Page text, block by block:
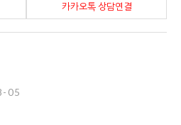
카카오톡 상담연결
05